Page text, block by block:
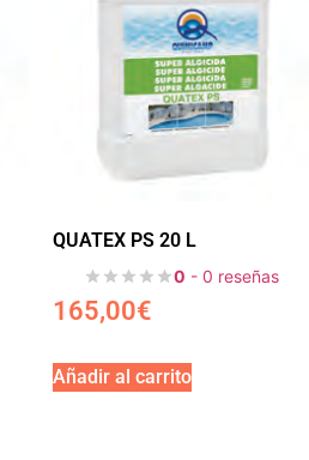
QUATEX PS 20 L
0 - 0 reseñas
165,00€
Añadir al carrito